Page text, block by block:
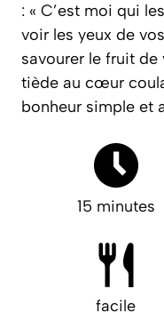
: « C’est moi qui
voir les yeux de
savourer le fruit
tiède au cœur
bonheur simple et
15 minutes
facile